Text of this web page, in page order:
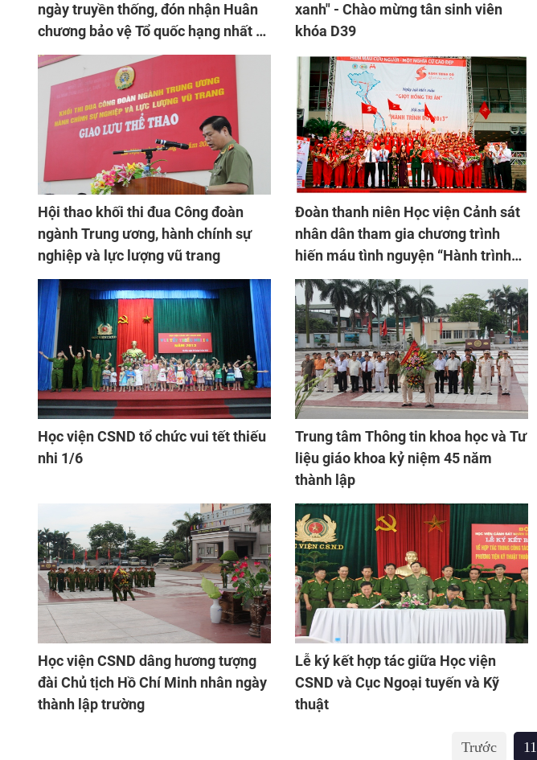
ngày truyền thống, đón nhận Huân
chương bảo vệ Tổ quốc hạng nhất và
khai giảng năm học 2013 - 2014
xanh" - Chào mừng tân sinh viên
khóa D39
Hội thao khối thi đua Công đoàn
ngành Trung ương, hành chính sự
nghiệp và lực lượng vũ trang
Đoàn thanh niên Học viện Cảnh sát
nhân dân tham gia chương trình
hiến máu tình nguyện “Hành trình
Đỏ”
Học viện CSND tổ chức vui tết thiếu
nhi 1/6
Trung tâm Thông tin khoa học và Tư
liệu giáo khoa kỷ niệm 45 năm
thành lập
Học viện CSND dâng hương tượng
đài Chủ tịch Hồ Chí Minh nhân ngày
thành lập trường
Lễ ký kết hợp tác giữa Học viện
CSND và Cục Ngoại tuyến và Kỹ
thuật
Trước 11